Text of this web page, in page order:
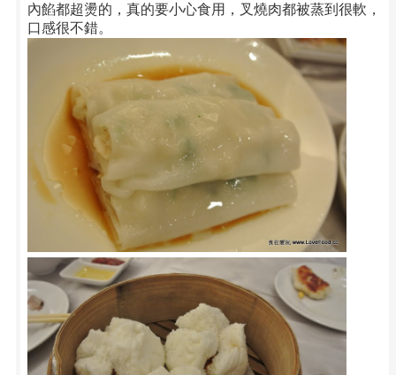
內餡都超燙的，真的要小心食用，叉燒肉都被蒸到很軟，
口感很不錯。